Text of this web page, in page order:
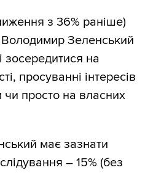
з 36% раніше)
Зеленський
зосередитися на
просуванні інтересів
просто на власних
має зазнати
– 15% (без